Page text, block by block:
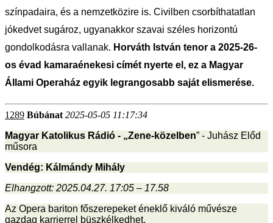
színpadaira, és a nemzetközire is. Civilben csorbíthatatlan
jókedvet sugároz, ugyanakkor szavai széles horizontú
gondolkodásra vallanak. Horváth István tenor a 2025-26-
os évad kamaraénekesi címét nyerte el, ez a Magyar
Állami Operaház egyik legrangosabb saját elismerése.
1289 Búbánat 2025-05-05 11:17:34
Magyar Katolikus Rádió - „Zene-közelben” - Juhász Előd
műsora
Vendég: Kálmándy Mihály
Elhangzott: 2025.04.27. 17:05 – 17.58
Az Opera bariton főszerepeket éneklő kiváló művésze
gazdag karrierrel büszkélkedhet.